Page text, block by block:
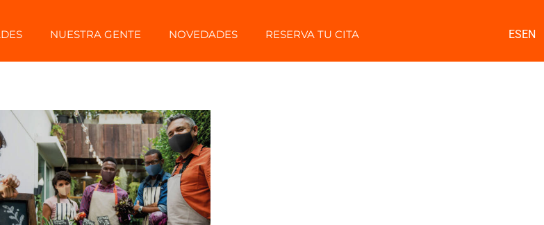
NUESTRA GENTE NOVEDADES RESERVA TU CITA ESEN